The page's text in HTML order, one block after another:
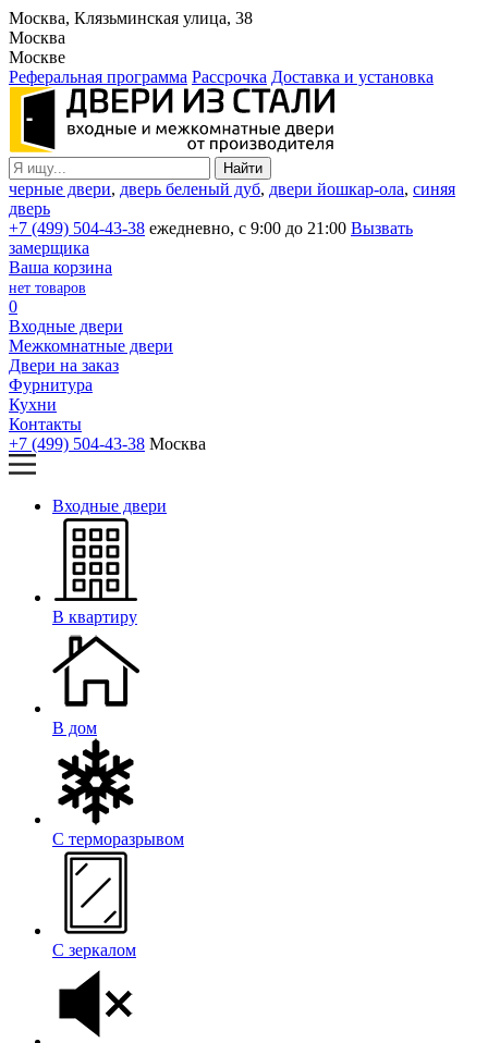
Москва, Клязьминская улица, 38
Москва
Москве
Реферальная программа Рассрочка Доставка и установка
черные двери, дверь беленый дуб, двери йошкар-ола, синяя
дверь
+7 (499) 504-43-38 ежедневно, с 9:00 до 21:00 Вызвать
замерщика
Ваша корзина
нет товаров
0
Входные двери
Межкомнатные двери
Двери на заказ
Фурнитура
Кухни
Контакты
+7 (499) 504-43-38 Москва
Входные двери
В квартиру
В дом
С терморазрывом
С зеркалом